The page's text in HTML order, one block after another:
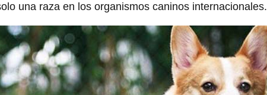
una raza en los organismos caninos internacionales.